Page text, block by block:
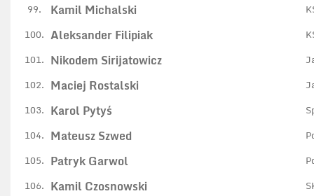
99.
Kamil Michalski
100. Aleksander Filipiak
101. Nikodem Sirijatowicz
102. Maciej Rostalski
103. Karol Pytyś
104. Mateusz Szwed
105. Patryk Garwol
106. Kamil Czosnowski